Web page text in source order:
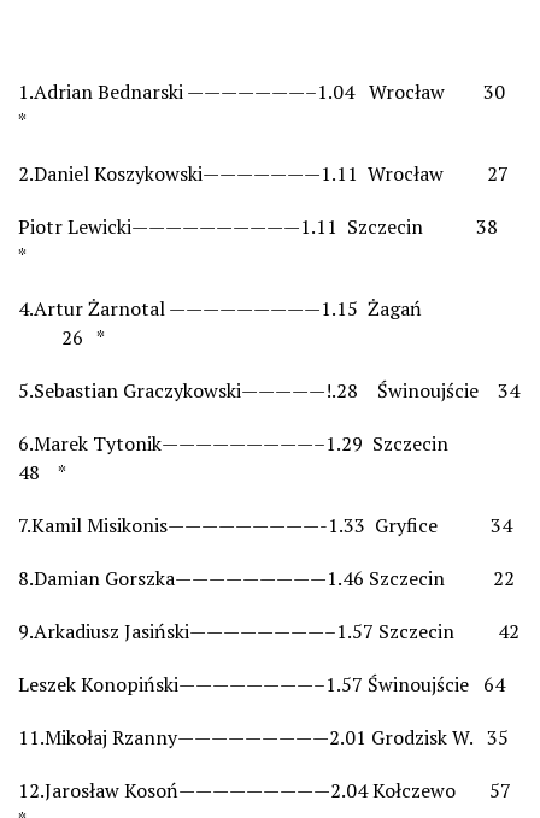
1.Adrian Bednarski ———————–1.04 Wrocław 30
*
2.Daniel Koszykowski———————1.11 Wrocław 27
Piotr Lewicki——————————1.11 Szczecin 38
*
4.Artur Żarnotal —————————1.15 Żagań
26 *
5.Sebastian Graczykowski—————!.28 Świnoujście 34
6.Marek Tytonik—————————–1.29 Szczecin
48 *
7.Kamil Misikonis—————————-1.33 Gryfice 34
8.Damian Gorszka—————————1.46 Szczecin 22
9.Arkadiusz Jasiński————————–1.57 Szczecin 42
Leszek Konopiński————————–1.57 Świnoujście 64
11.Mikołaj Rzanny—————————2.01 Grodzisk W. 35
12.Jarosław Kosoń—————————2.04 Kołczewo 57